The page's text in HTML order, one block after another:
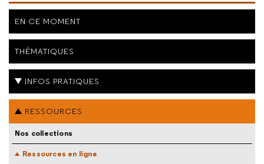
EN CE MOMENT
THÉMATIQUES
INFOS PRATIQUES
RESSOURCES
Nos collections
Ressources en ligne